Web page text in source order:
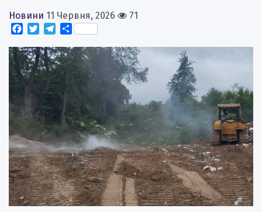
Новини 11 Червня, 2026
71
Facebook
TwitterTelegram
Поділитися